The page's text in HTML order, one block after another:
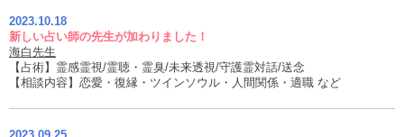
2023.10.18
新しい占い師の先生が加わりました！
海白先生
【占術】霊感霊視/霊聴・霊臭/未来透視/守護霊対話/送念
【相談内容】恋愛・復縁・ツインソウル・人間関係・適職 など